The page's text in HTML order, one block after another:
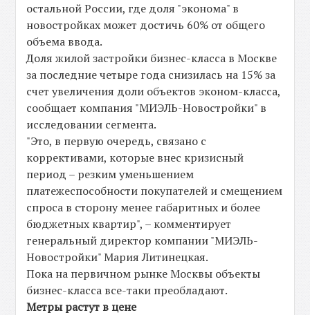
остальной России, где доля "эконома" в
новостройках может достичь 60% от общего
объема ввода.
Доля жилой застройки бизнес-класса в Москве
за последние четыре года снизилась на 15% за
счет увеличения доли объектов эконом-класса,
сообщает компания "МИЭЛЬ-Новостройки" в
исследовании сегмента.
"Это, в первую очередь, связано с
коррективами, которые внес кризисный
период – резким уменьшением
платежеспособности покупателей и смещением
спроса в сторону менее габаритных и более
бюджетных квартир", – комментирует
генеральный директор компании "МИЭЛЬ-
Новостройки" Мария Литинецкая.
Пока на первичном рынке Москвы объекты
бизнес-класса все-таки преобладают.
Метры растут в цене